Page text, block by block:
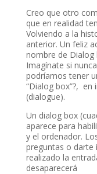
Creo que otro
que en realidad
Volviendo a la
anterior. Un feliz
nombre de Dialog
Imagínate si
podríamos tener
“Dialog box”?, en
(dialogue).
Un dialog box
aparece para
y el ordenador.
preguntas o darte
realizado la
desaparecerá